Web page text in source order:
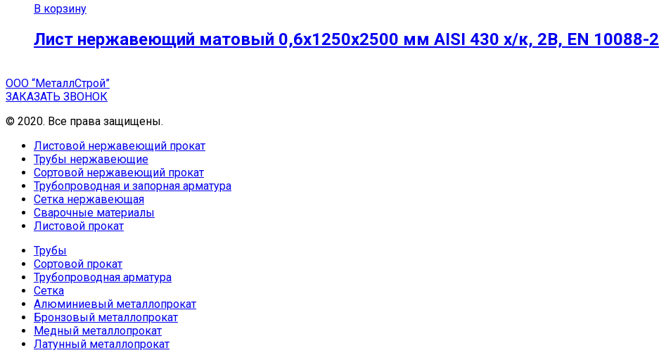
В корзину
Лист нержавеющий матовый 0,6х1250х2500 мм AISI 430 х/к, 2B, EN 10088-2
ООО “МеталлСтрой”
ЗАКАЗАТЬ ЗВОНОК
© 2020. Все права защищены.
Листовой нержавеющий прокат
Трубы нержавеющие
Сортовой нержавеющий прокат
Трубопроводная и запорная арматура
Сетка нержавеющая
Сварочные материалы
Листовой прокат
Трубы
Сортовой прокат
Трубопроводная арматура
Сетка
Алюминиевый металлопрокат
Бронзовый металлопрокат
Медный металлопрокат
Латунный металлопрокат